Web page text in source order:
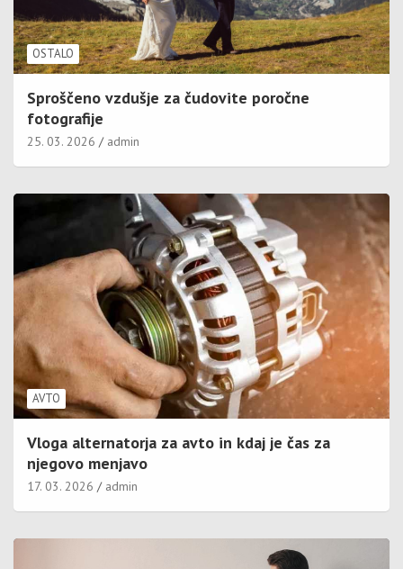
OSTALO
Sproščeno vzdušje za čudovite poročne
fotografije
25. 03. 2026 admin
AVTO
Vloga alternatorja za avto in kdaj je čas za
njegovo menjavo
17. 03. 2026 admin